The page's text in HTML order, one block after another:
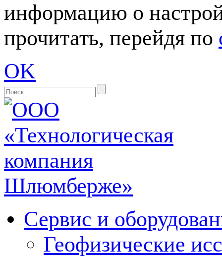
информацию о
прочитать, перейдя по
OK
Сервис и
Геофизические